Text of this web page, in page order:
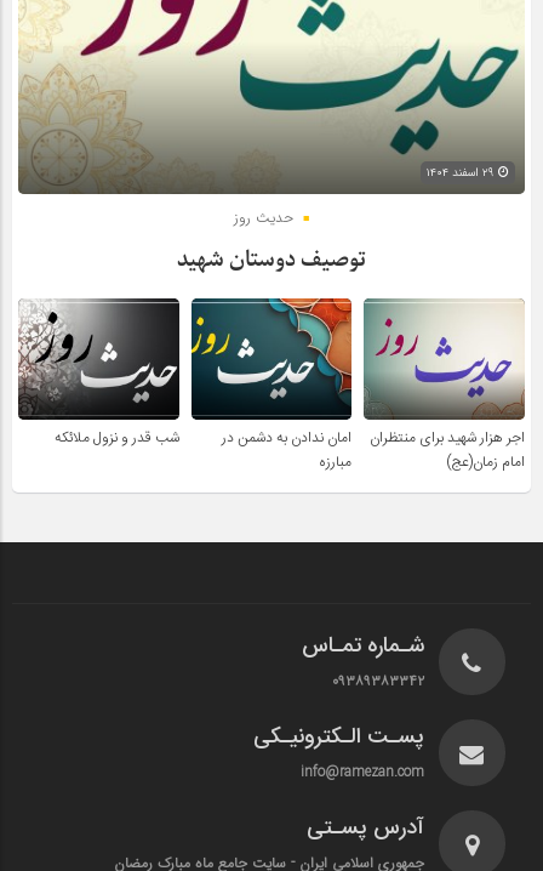
حدیث روز
توصیف دوستان شهید
اجر هزار شهید برای منتظران
امام زمان(عج)
امان ندادن به دشمن در
مبارزه
شب قدر و نزول ملائکه
شـماره تمـاس
۰۹۳۸۹۳۸۳۳۴۲
پسـت الـکترونیـکی
info@ramezan.com
آدرس پسـتی
جمهوری اسلامی ایران - سایت جامع ماه مبارک رمضان